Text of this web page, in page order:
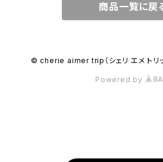
リュック
カップ
マガジンカバー
商品一覧に戻
© cherie aimer trip（シェリ エメ トリ
Powered by